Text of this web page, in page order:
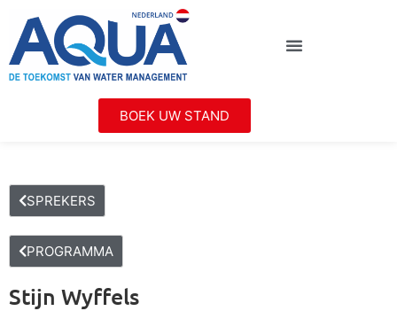
BOEK UW STAND
SPREKERS
PROGRAMMA
Stijn Wyffels